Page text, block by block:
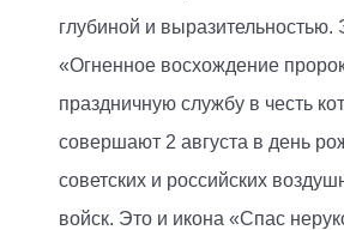
глубиной и выразительностью.
«Огненное восхождение
праздничную службу в честь
совершают 2 августа в день
советских и российских
войск. Это и икона «Спас